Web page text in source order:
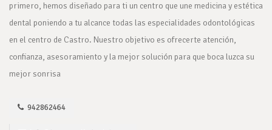
primero, hemos diseñado para ti un centro que une medicina y estética
dental poniendo a tu alcance todas las especialidades odontológicas
en el centro de Castro. Nuestro objetivo es ofrecerte atención,
confianza, asesoramiento y la mejor solución para que boca luzca su
mejor sonrisa
942862464